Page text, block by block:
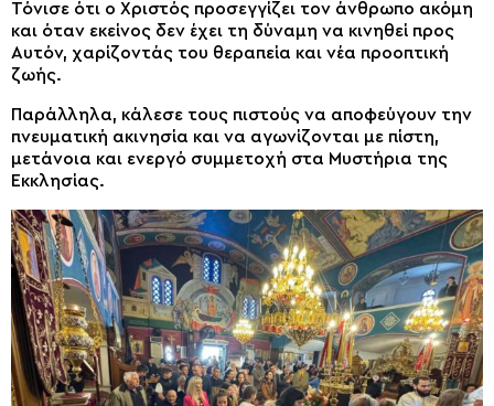
Τόνισε ότι ο Χριστός προσεγγίζει τον άνθρωπο ακόμη
και όταν εκείνος δεν έχει τη δύναμη να κινηθεί προς
Αυτόν, χαρίζοντάς του θεραπεία και νέα προοπτική
ζωής.
Παράλληλα, κάλεσε τους πιστούς να αποφεύγουν την
πνευματική ακινησία και να αγωνίζονται με πίστη,
μετάνοια και ενεργό συμμετοχή στα Μυστήρια της
Εκκλησίας.